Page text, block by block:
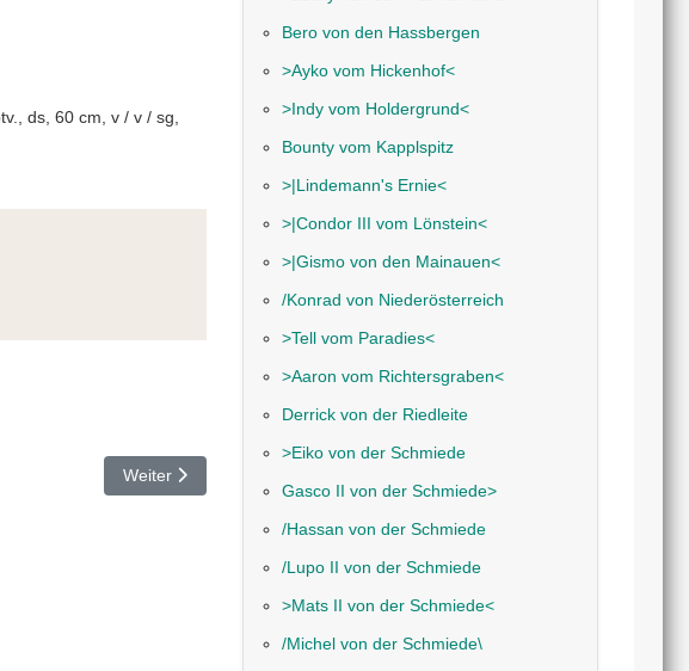
ds, 60 cm, v / v / sg,
Nächster Beitrag: ˃Kyen z Budisovske doliny˂
Weiter
Bero von den Hassbergen
˃Ayko vom Hickenhof˂
˃Indy vom Holdergrund˂
Bounty vom Kapplspitz
˃|Lindemann's Ernie˂
˃|Condor III vom Lönstein˂
˃|Gismo von den Mainauen˂
/Konrad von Niederösterreich
˃Tell vom Paradies˂
˃Aaron vom Richtersgraben˂
Derrick von der Riedleite
˃Eiko von der Schmiede
Gasco II von der Schmiede˃
/Hassan von der Schmiede
/Lupo II von der Schmiede
˃Mats II von der Schmiede˂
/Michel von der Schmiede\